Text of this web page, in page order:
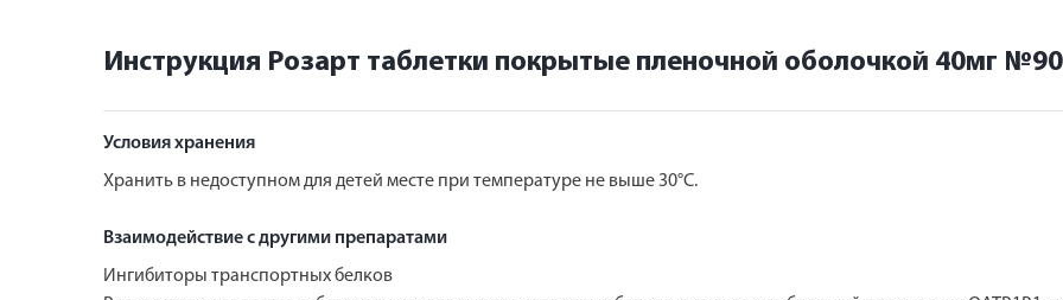
Инструкция Розарт таблетки покрытые пленочной оболочкой 40мг №90
Условия хранения
Хранить в недоступном для детей месте при температуре не выше 30°С.
Взаимодействие с другими препаратами
Ингибиторы транспортных белков